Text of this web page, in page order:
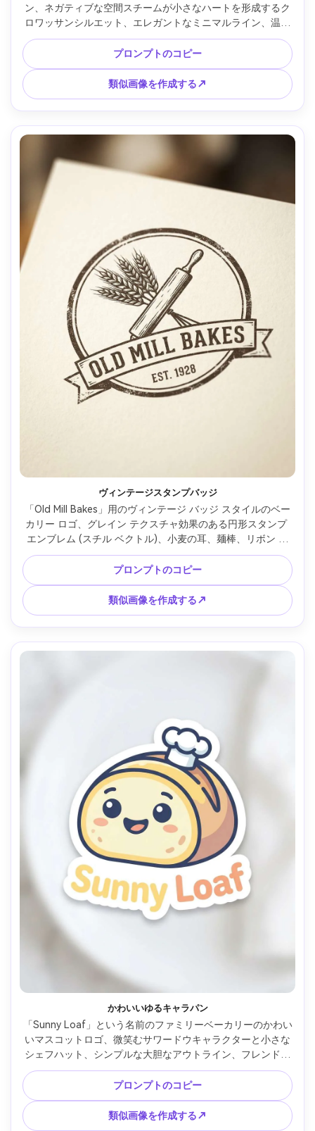
ン、ネガティブな空間スチームが小さなハートを形成するク
ロワッサンシルエット、エレガントなミニマルライン、温か
みのあるベージュとディープブラウンのパレット、丸みを帯
びたセリフワードマーク、プレミアムパリの雰囲気、フラッ
トですっきりとした形状、写真なし、質感なし、85mmレン
ズ、被写界深度が浅く、柔らかいシネマティックライティン
グ --ar 4:5
プロンプトのコピー
類似画像を作成する↗
ヴィンテージスタンプバッジ
「Old Mill Bakes」用のヴィンテージ バッジ スタイルのベー
カリー ロゴ、グレイン テクスチャ効果のある円形スタンプ
エンブレム (スチル ベクトル)、小麦の耳、麺棒、リボン バ
ナー、ディストレスト インク ルック、クラシックなスラブ
セリフ タイポグラフィ、クリーム色の背景にワン カラー バ
ージョン、すぐに印刷できる外観、85mm レンズ、浅い被写
界深度、柔らかい映画的照明 --ar 4:5
プロンプトのコピー
類似画像を作成する↗
かわいいゆるキャラパン
「Sunny Loaf」という名前のファミリーベーカリーのかわい
いマスコットロゴ、微笑むサワードウキャラクターと小さな
シェフハット、シンプルな大胆なアウトライン、フレンドリ
ーな目、パステルパレット、フラットなベクトルイラスト、
遊び心のある丸みを帯びたフォント、白地を中心にすっきり
としたシールのような形状、85mmレンズ、浅い被写界深度
--ar 4:5
プロンプトのコピー
類似画像を作成する↗